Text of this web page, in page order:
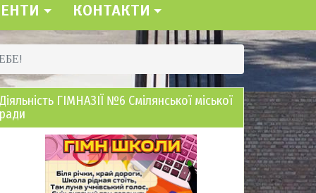
КОНТАКТИ
Діяльність ГІМНАЗІЇ №6 Смілянської міської
ради